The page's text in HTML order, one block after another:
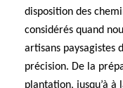
disposition des
considérés quand
artisans paysagistes
précision. De la
plantation, jusqu’à à